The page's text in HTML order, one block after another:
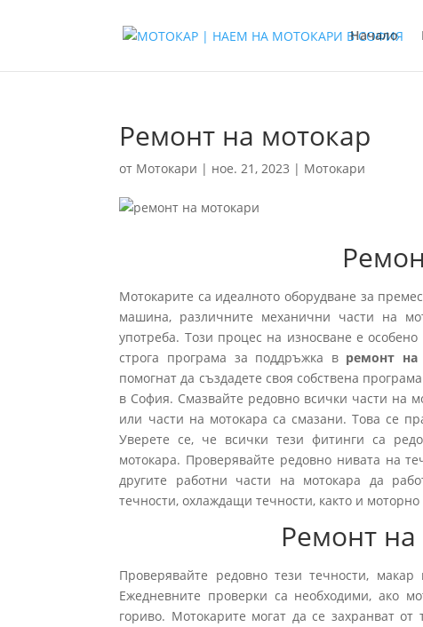
Начало
Ремонт на мотокар
от Мотокари | ное. 21, 2023 | Мотокари
Мотокарите са идеалното оборудване за
машина, различните механични части на
употреба. Този процес на износване е
строга програма за поддръжка в ремонт на
помогнат да създадете своя собствена
в София. Смазвайте редовно всички части на
или части на мотокара са смазани. Това се
Уверете се, че всички тези фитинги са
мотокара. Проверявайте редовно нивата на
другите работни части на мотокара да
течности, охлаждащи течности, както и
Ремонт
Проверявайте редовно тези течности,
Ежедневните проверки са необходими, ако
гориво. Мотокарите могат да се захранват